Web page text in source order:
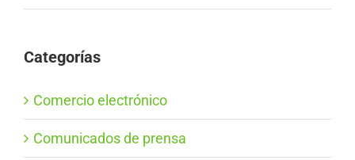
Categorías
Comercio electrónico
Comunicados de prensa